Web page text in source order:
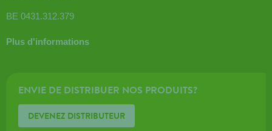
BE 0431.312.379
Plus d'informations
ENVIE DE DISTRIBUER NOS PRODUITS?
DEVENEZ DISTRIBUTEUR